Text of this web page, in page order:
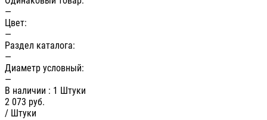
—
Цвет:
—
Раздел каталога:
—
Диаметр условный:
—
В наличии : 1 Штуки
2 073 руб.
/ Штуки